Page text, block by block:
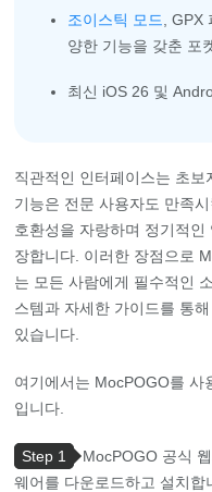
조이스틱 모드 ,
양한 기능을 갖춘 포
최신 iOS 26 및
직관적인 인터페이스는 초
기능은 전문 사용자도 만족
호환성을 자랑하며 정기적
장합니다. 이러한 장점으로
는 모든 사람에게 필수적인
스템과 자세한 가이드를 통
있습니다.
여기에서는 MocPOGO를 사
입니다.
Step 1
MocPOGO 공식
웨어를 다운로드하고 설치합